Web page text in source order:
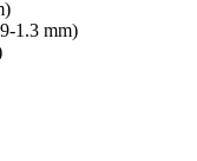
1.3 mm)